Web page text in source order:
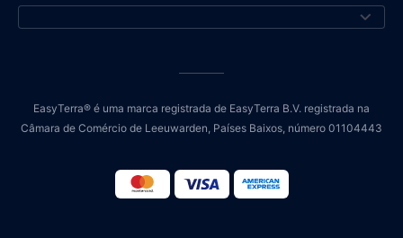
EasyTerra® é uma marca registrada de EasyTerra B.V. registrada na
Câmara de Comércio de Leeuwarden, Países Baixos, número 01104443